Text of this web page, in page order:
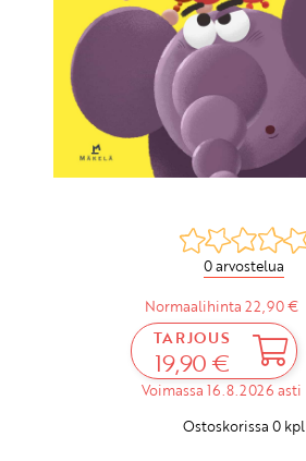
0 arvostelua
Normaalihinta 22,90 €
TARJOUS
19,90 €
Voimassa 16.8.2026 asti
Ostoskorissa 0 kpl